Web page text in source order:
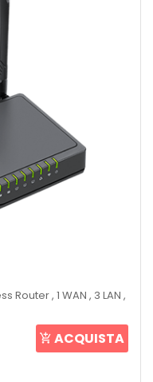
Router , 1 WAN , 3 LAN ,
ACQUISTA